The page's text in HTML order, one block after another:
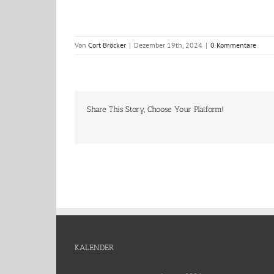
Von Cort Bröcker | Dezember 19th, 2024 | 0 Kommentare
Share This Story, Choose Your Platform!
KALENDER